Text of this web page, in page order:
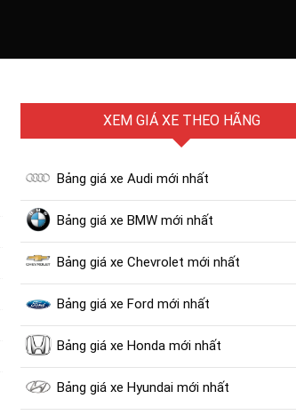
XEM GIÁ XE THEO HÃNG
Bảng giá xe Audi mới nhất
Bảng giá xe BMW mới nhất
Bảng giá xe Chevrolet mới nhất
Bảng giá xe Ford mới nhất
Bảng giá xe Honda mới nhất
Bảng giá xe Hyundai mới nhất